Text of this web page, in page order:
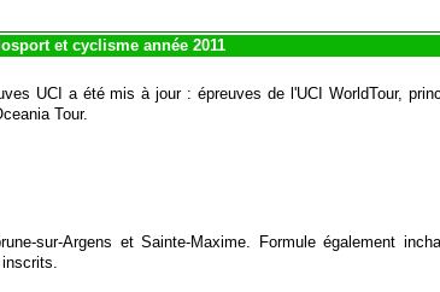
et cyclisme année 2011
UCI a été mis à jour : épreuves de l'UCI WorldTour,
Tour.
sur-Argens et Sainte-Maxime. Formule également